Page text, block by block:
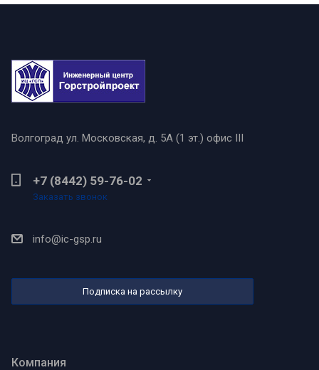
Волгоград ул. Московская, д. 5А (1 эт.) офис III
+7 (8442) 59-76-02
Заказать звонок
info@ic-gsp.ru
Подписка на рассылку
Компания